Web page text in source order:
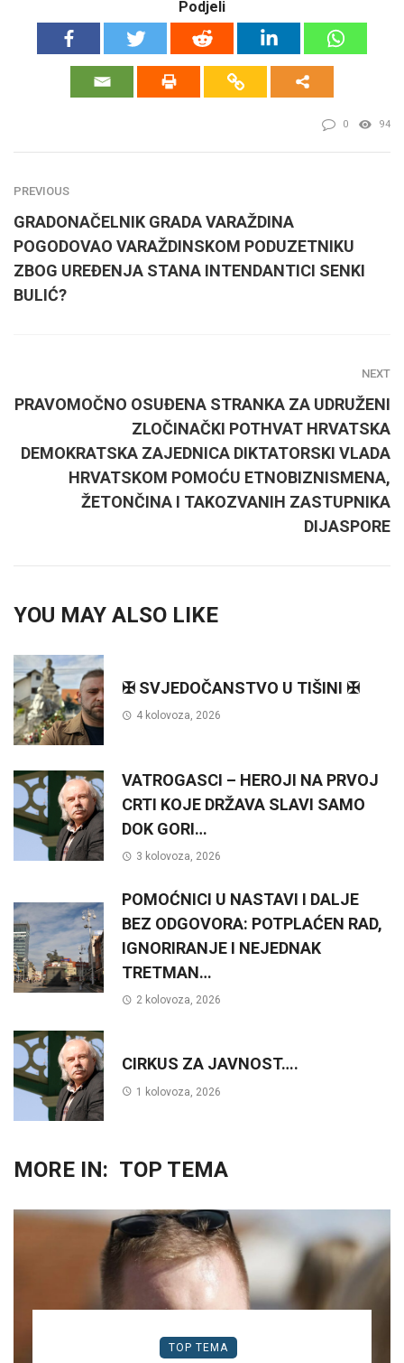
Podjeli
0 94
PREVIOUS
GRADONAČELNIK GRADA VARAŽDINA
POGODOVAO VARAŽDINSKOM PODUZETNIKU
ZBOG UREĐENJA STANA INTENDANTICI SENKI
BULIĆ?
NEXT
PRAVOMOČNO OSUĐENA STRANKA ZA UDRUŽENI
ZLOČINAČKI POTHVAT HRVATSKA
DEMOKRATSKA ZAJEDNICA DIKTATORSKI VLADA
HRVATSKOM POMOĆU ETNOBIZNISMENA,
ŽETONČINA I TAKOZVANIH ZASTUPNIKA
DIJASPORE
YOU MAY ALSO LIKE
✠ SVJEDOČANSTVO U TIŠINI ✠
4 kolovoza, 2026
VATROGASCI – HEROJI NA PRVOJ
CRTI KOJE DRŽAVA SLAVI SAMO
DOK GORI…
3 kolovoza, 2026
POMOĆNICI U NASTAVI I DALJE
BEZ ODGOVORA: POTPLAĆEN RAD,
IGNORIRANJE I NEJEDNAK
TRETMAN…
2 kolovoza, 2026
CIRKUS ZA JAVNOST….
1 kolovoza, 2026
MORE IN: TOP TEMA
TOP TEMA